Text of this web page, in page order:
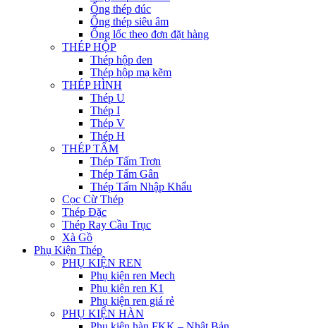
Ống thép đúc
Ống thép siêu âm
Ống lốc theo đơn đặt hàng
THÉP HỘP
Thép hộp đen
Thép hộp mạ kẽm
THÉP HÌNH
Thép U
Thép I
Thép V
Thép H
THÉP TẤM
Thép Tấm Trơn
Thép Tấm Gân
Thép Tấm Nhập Khẩu
Cọc Cừ Thép
Thép Đặc
Thép Ray Cầu Trục
Xà Gồ
Phụ Kiện Thép
PHỤ KIỆN REN
Phụ kiện ren Mech
Phụ kiện ren K1
Phụ kiện ren giá rẻ
PHỤ KIỆN HÀN